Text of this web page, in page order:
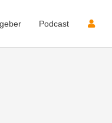
Podcast